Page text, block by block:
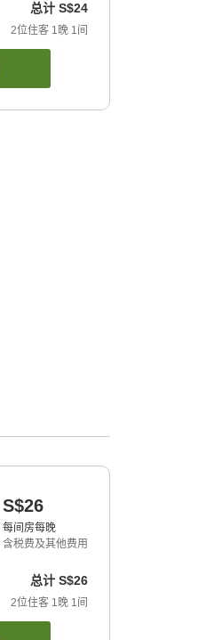
总计 S$24
2位住客 1晚 1间
S$26
每间房每晚
含税费及其他费用
总计 S$26
2位住客 1晚 1间